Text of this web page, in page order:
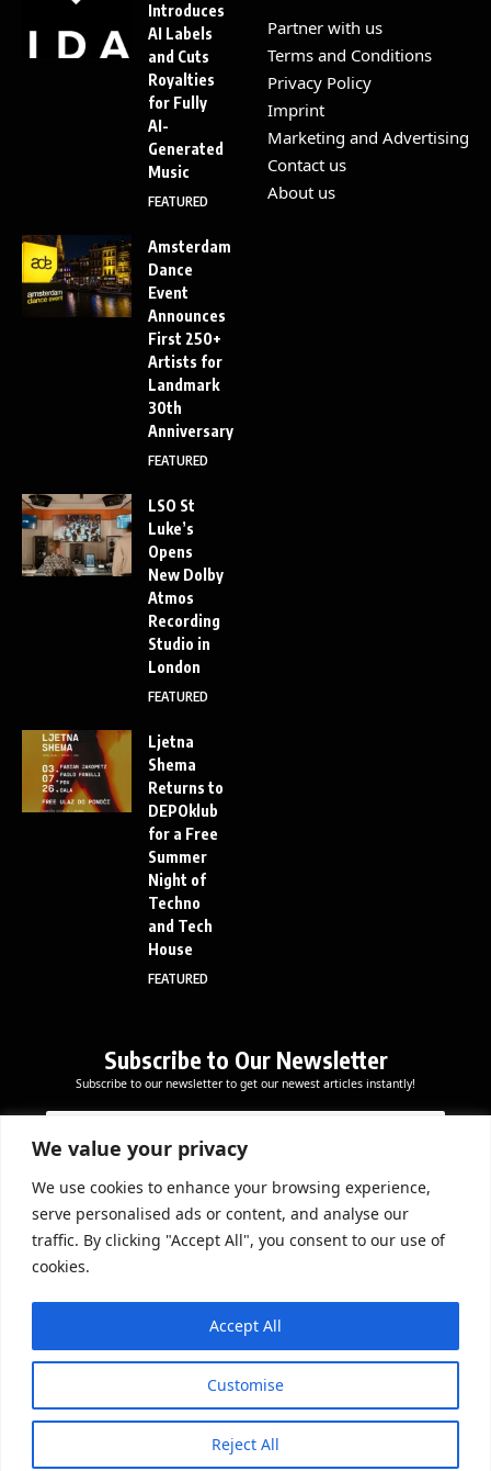
We value your privacy
We use cookies to enhance your browsing experience,
serve personalised ads or content, and analyse our
traffic. By clicking "Accept All", you consent to our use of
cookies.
Customise
Reject All
Accept All
Introduces
AI Labels
and Cuts
Royalties
for Fully
AI-
Generated
Music
FEATURED
Amsterdam
Dance
Event
Announces
First 250+
Artists for
Landmark
30th
Anniversary
FEATURED
LSO St
Luke’s
Opens
New Dolby
Atmos
Recording
Studio in
London
FEATURED
Ljetna
Shema
Returns to
DEPOklub
for a Free
Summer
Night of
Techno
and Tech
House
FEATURED
Partner with us
Terms and Conditions
Privacy Policy
Imprint
Marketing and Advertising
Contact us
About us
Subscribe to Our Newsletter
Subscribe to our newsletter to get our newest articles instantly!
m
i
l
m
a
l
E
m
a
i
*
Subscribe Now
© 2026 Beathmag TV. All Rights Reserved.